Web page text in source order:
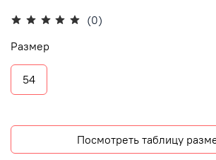
(0)
Размер
54
Посмотреть таблицу